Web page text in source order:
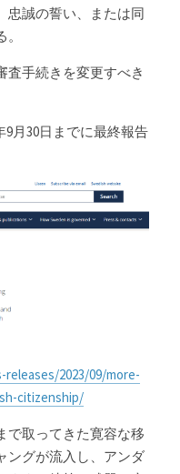
忠誠の誓い、または同
査手続きを変更すべき
9月30日までに最終報告
2023/09/more-
citizenship/
で取ってきた寛容な移
ングが流入し、アンダ